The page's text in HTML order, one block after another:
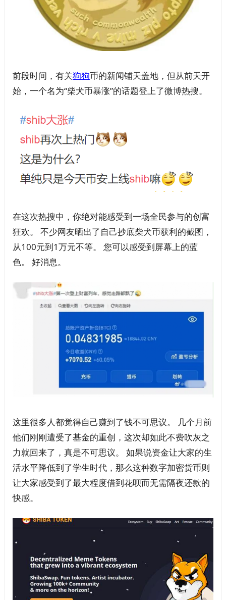
前段时间，有关狗狗币的新闻铺天盖地，但从前天开
始，一个名为“柴犬币暴涨”的话题登上了微博热搜。
在这次热搜中，你绝对能感受到一场全民参与的创富
狂欢。 不少网友晒出了自己抄底柴犬币获利的截图，
从100元到1万元不等。 您可以感受到屏幕上的蓝
色。 好消息。
这里很多人都觉得自己赚到了钱不可思议。 几个月前
他们刚刚遭受了基金的重创，这次却如此不费吹灰之
力就回来了，真是不可思议。 如果说资金让大家的生
活水平降低到了学生时代，那么这种数字加密货币则
让大家感受到了最大程度借到花呗而无需隔夜还款的
快感。